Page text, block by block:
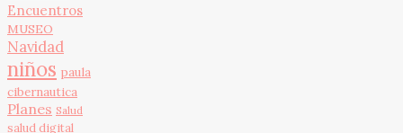
Encuentros
MUSEO
Navidad
niños paula
cibernautica
Planes Salud
salud digital